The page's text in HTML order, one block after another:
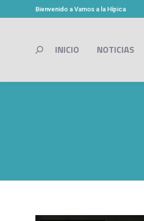
Bienvenido a Vamos a la Hípica
INICIO NOTICIAS
Buscar: